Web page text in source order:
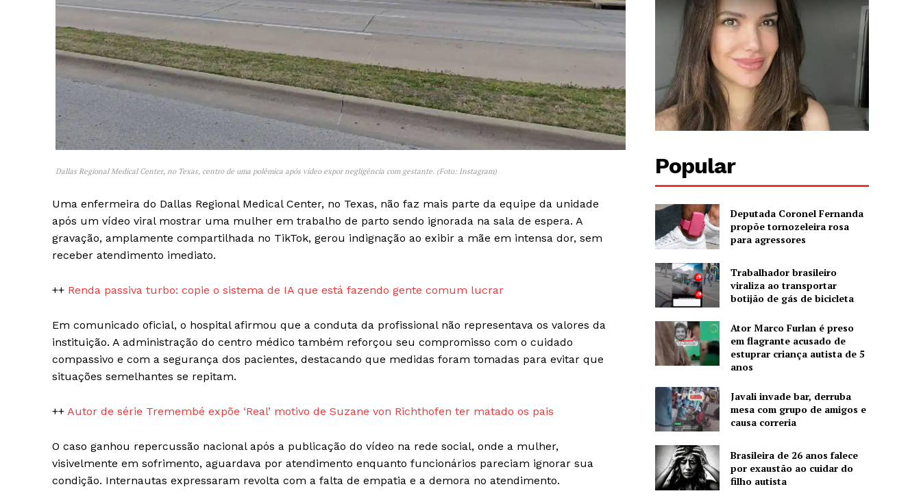
Magazine PRO
Company
Contato
Política de Privacidade e Cookies
RSS
Dallas Regional Medical Center, no Texas, centro de uma polêmica após vídeo expor negligência com gestante. (Foto: Instagram)
Uma enfermeira do Dallas Regional Medical Center, no Texas, não faz mais parte da equipe da unidade
após um vídeo viral mostrar uma mulher em trabalho de parto sendo ignorada na sala de espera. A
gravação, amplamente compartilhada no TikTok, gerou indignação ao exibir a mãe em intensa dor, sem
receber atendimento imediato.
++ Renda passiva turbo: copie o sistema de IA que está fazendo gente comum lucrar
Em comunicado oficial, o hospital afirmou que a conduta da profissional não representava os valores da
instituição. A administração do centro médico também reforçou seu compromisso com o cuidado
compassivo e com a segurança dos pacientes, destacando que medidas foram tomadas para evitar que
situações semelhantes se repitam.
++ Autor de série Tremembé expõe ‘Real’ motivo de Suzane von Richthofen ter matado os pais
O caso ganhou repercussão nacional após a publicação do vídeo na rede social, onde a mulher,
visivelmente em sofrimento, aguardava por atendimento enquanto funcionários pareciam ignorar sua
condição. Internautas expressaram revolta com a falta de empatia e a demora no atendimento.
Popular
Deputada Coronel Fernanda
propõe tornozeleira rosa
para agressores
Trabalhador brasileiro
viraliza ao transportar
botijão de gás de bicicleta
Ator Marco Furlan é preso
em flagrante acusado de
estuprar criança autista de 5
anos
Javali invade bar, derruba
mesa com grupo de amigos e
causa correria
Brasileira de 26 anos falece
por exaustão ao cuidar do
filho autista